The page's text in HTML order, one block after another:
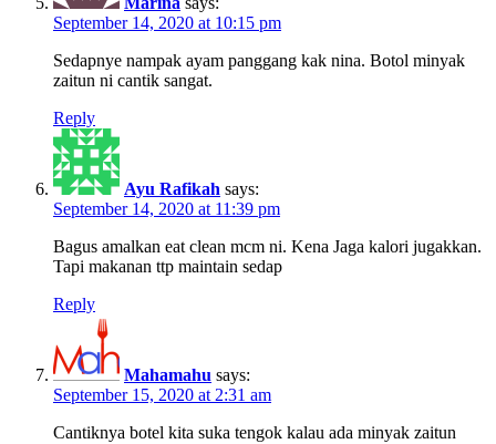
September 14, 2020 at 10:15 pm
Sedapnye nampak ayam panggang kak nina. Botol minyak
zaitun ni cantik sangat.
Reply
Ayu Rafikah says:
September 14, 2020 at 11:39 pm
Bagus amalkan eat clean mcm ni. Kena Jaga kalori jugakkan.
Tapi makanan ttp maintain sedap
Reply
Mahamahu says:
September 15, 2020 at 2:31 am
Cantiknya botel kita suka tengok kalau ada minyak zaitun